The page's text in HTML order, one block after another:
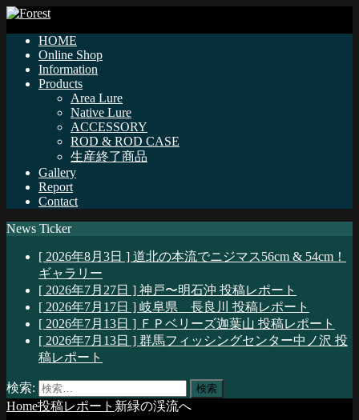
HOME
Online Shop
Information
Products
Area Lure
Native Lure
ACCESSORY
ROD & ROD CASE
生産終了商品
Gallery
Report
Contact
News Ticker
[ 2026年8月3日 ] 道北の本流でニジマス56cm & 54cm！
ギャラリー
[ 2026年7月27日 ] 神戸〜明石沖 投稿レポート
[ 2026年7月17日 ] 岐阜県 長良川 投稿レポート
[ 2026年7月13日 ] ＦＰベリーズ迦葉山 投稿レポート
[ 2026年7月13日 ] 群馬フィッシングセンター中ノ沢 投
稿レポート
検索:
Home投稿レポート 新緑の渓流へ